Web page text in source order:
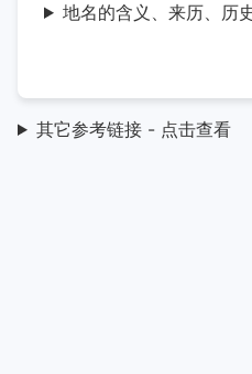
地名的含义、来历、历
其它参考链接 - 点击查看